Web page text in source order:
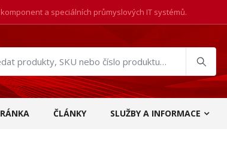
a speciálních průmyslových IT systémů.
ČLÁNKY SLUŽBY A INFORMACE